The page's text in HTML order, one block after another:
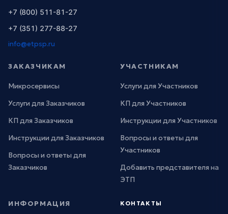
+7 (800) 511-81-27
+7 (351) 277-88-27
info@etpsp.ru
ЗАКАЗЧИКАМ
Микросервисы
Услуги для Заказчиков
КП для Заказчиков
Инструкции для Заказчиков
Вопросы и ответы для
Заказчиков
УЧАСТНИКАМ
Услуги для Участников
КП для Участников
Инструкции для Участников
Вопросы и ответы для
Участников
Добавить представителя на
ЭТП
ИНФОРМАЦИЯ КОНТАКТЫ